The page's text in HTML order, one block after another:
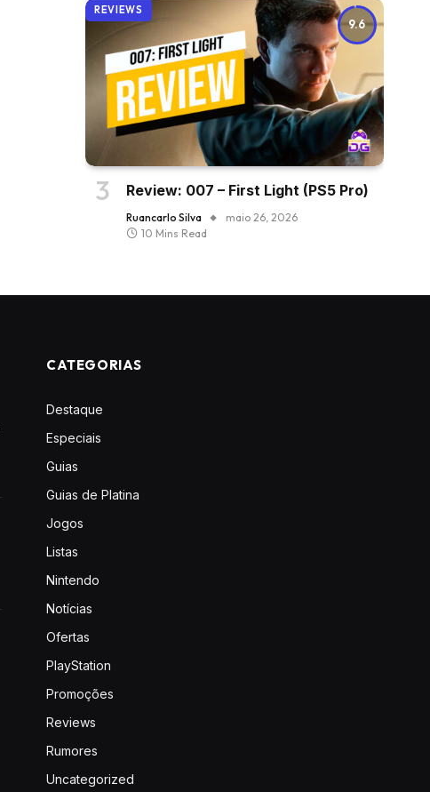
9.6
REVIEWS
Review: 007 – First Light (PS5 Pro)
Ruancarlo Silva
maio 26, 2026
10 Mins Read
CATEGORIAS
Destaque
Especiais
Guias
Guias de Platina
Jogos
Listas
Nintendo
Notícias
Ofertas
PlayStation
Promoções
Reviews
Rumores
Uncategorized